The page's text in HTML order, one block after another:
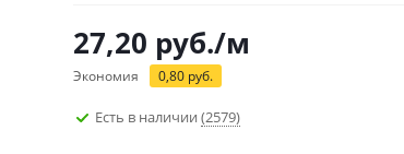
27,20 руб./м
Экономия 0,80 руб.
Есть в наличии (2579)